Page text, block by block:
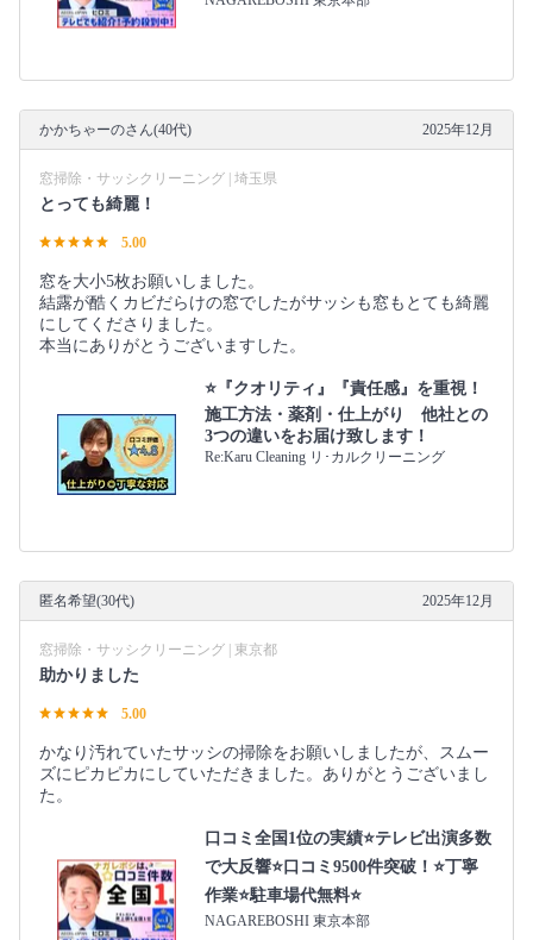
かかちゃーのさん(40代) 2025年12月
窓掃除・サッシクリーニング | 埼玉県
とっても綺麗！
5.00
窓を大小5枚お願いしました。
結露が酷くカビだらけの窓でしたがサッシも窓もとても綺麗
にしてくださりました。
本当にありがとうございますした。
⭐『クオリティ』『責任感』を重視！
施工方法・薬剤・仕上がり 他社との
3つの違いをお届け致します！
Re:Karu Cleaning リ･カルクリーニング
匿名希望(30代) 2025年12月
窓掃除・サッシクリーニング | 東京都
助かりました
5.00
かなり汚れていたサッシの掃除をお願いしましたが、スムー
ズにピカピカにしていただきました。ありがとうございまし
た。
口コミ全国1位の実績⭐テレビ出演多数
で大反響⭐口コミ9500件突破！⭐丁寧
作業⭐駐車場代無料⭐
NAGAREBOSHI 東京本部